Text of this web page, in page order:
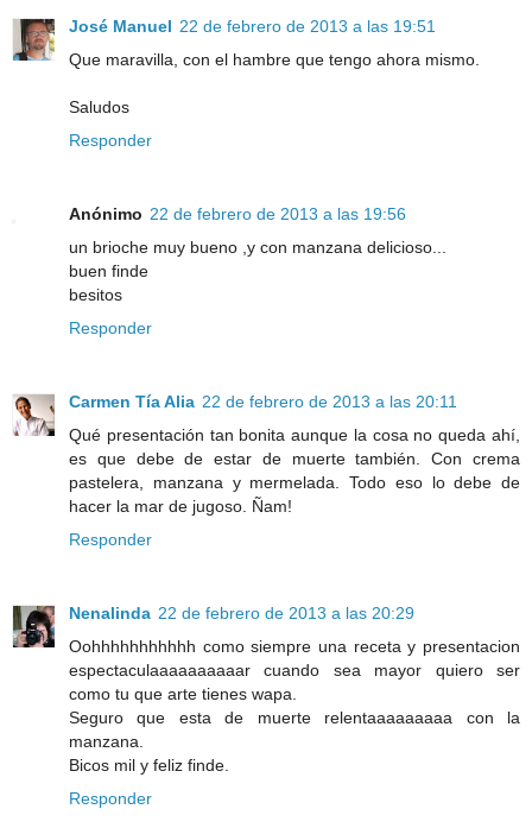
José Manuel 22 de febrero de 2013 a las 19:51
Que maravilla, con el hambre que tengo ahora mismo.
Saludos
Responder
Anónimo 22 de febrero de 2013 a las 19:56
un brioche muy bueno ,y con manzana delicioso...
buen finde
besitos
Responder
Carmen Tía Alia 22 de febrero de 2013 a las 20:11
Qué presentación tan bonita aunque la cosa no queda ahí,
es que debe de estar de muerte también. Con crema
pastelera, manzana y mermelada. Todo eso lo debe de
hacer la mar de jugoso. Ñam!
Responder
Nenalinda 22 de febrero de 2013 a las 20:29
Oohhhhhhhhhhh como siempre una receta y presentacion
espectaculaaaaaaaaaar cuando sea mayor quiero ser
como tu que arte tienes wapa.
Seguro que esta de muerte relentaaaaaaaaa con la
manzana.
Bicos mil y feliz finde.
Responder